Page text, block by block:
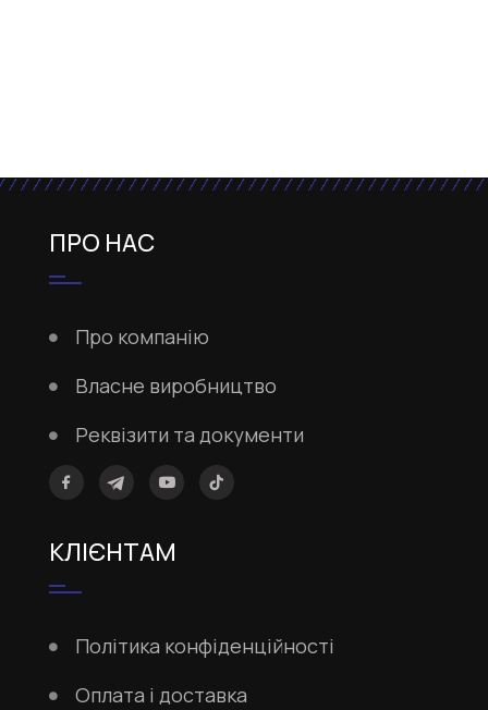
ПРО НАС
Про компанію
Власне виробництво
Реквізити та документи
КЛІЄНТАМ
Політика конфіденційності
Оплата і доставка